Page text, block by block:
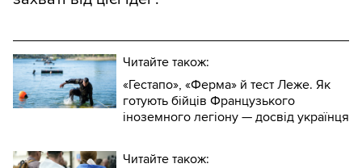
Читайте також:
«Гестапо», «Ферма» й тест Леже. Як
готують бійців Французького
іноземного легіону — досвід українця
Читайте також: